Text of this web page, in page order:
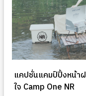
แคปชั่นแคมป์ปิ้งหน้า
ใจ Camp One NR